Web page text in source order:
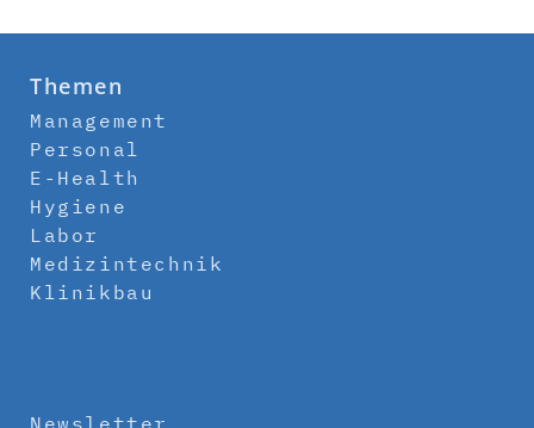
Themen
Management
Personal
E-Health
Hygiene
Labor
Medizintechnik
Klinikbau
Newsletter